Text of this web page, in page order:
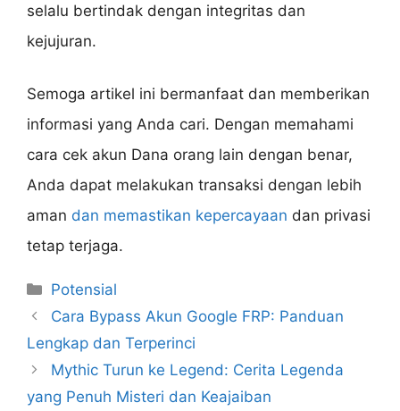
selalu bertindak dengan integritas dan
kejujuran.
Semoga artikel ini bermanfaat dan memberikan
informasi yang Anda cari. Dengan memahami
cara cek akun Dana orang lain dengan benar,
Anda dapat melakukan transaksi dengan lebih
aman dan memastikan kepercayaan dan privasi
tetap terjaga.
Categories
Potensial
Cara Bypass Akun Google FRP: Panduan
Lengkap dan Terperinci
Mythic Turun ke Legend: Cerita Legenda
yang Penuh Misteri dan Keajaiban